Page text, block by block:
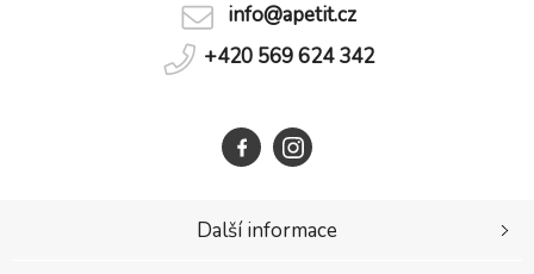
info@apetit.cz
+420 569 624 342
Další informace